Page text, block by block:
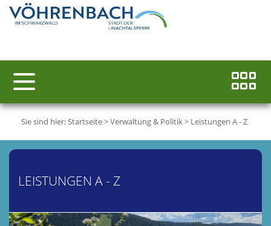
Sie sind hier:Startseite>Verwaltung & Politik> Leistungen A - Z
LEISTUNGEN A - Z